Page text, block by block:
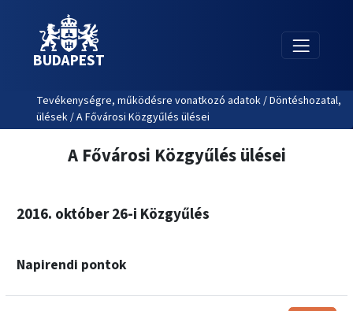
BUDAPEST
Tevékenységre, működésre vonatkozó adatok / Döntéshozatal,
ülések / A Fővárosi Közgyűlés ülései
A Fővárosi Közgyűlés ülései
2016. október 26-i Közgyűlés
Napirendi pontok